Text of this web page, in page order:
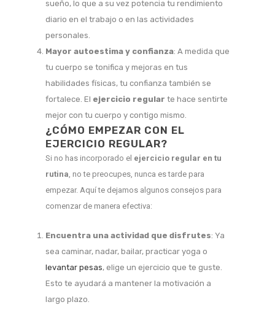
sueño, lo que a su vez potencia tu rendimiento
diario en el trabajo o en las actividades
personales.
Mayor autoestima y confianza: A medida que
tu cuerpo se tonifica y mejoras en tus
habilidades físicas, tu confianza también se
fortalece. El ejercicio regular te hace sentirte
mejor con tu cuerpo y contigo mismo.
¿CÓMO EMPEZAR CON EL
EJERCICIO REGULAR?
Si no has incorporado el ejercicio regular en tu
rutina, no te preocupes, nunca es tarde para
empezar. Aquí te dejamos algunos consejos para
comenzar de manera efectiva:
Encuentra una actividad que disfrutes: Ya
sea caminar, nadar, bailar, practicar yoga o
levantar pesas, elige un ejercicio que te guste.
Esto te ayudará a mantener la motivación a
largo plazo.